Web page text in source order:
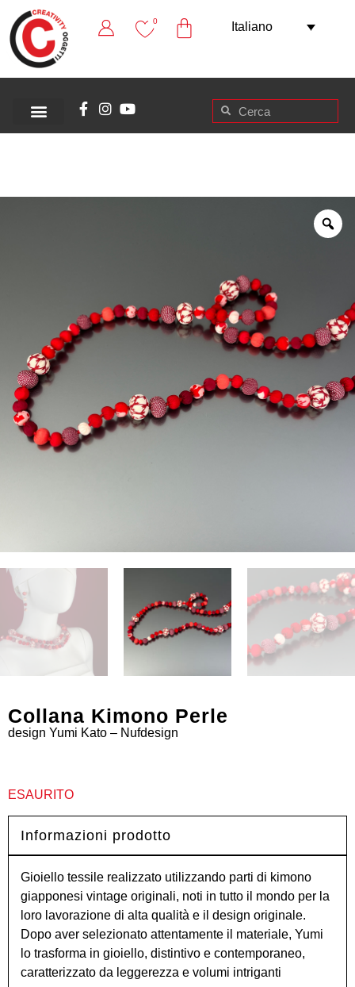
0 Italiano
Collana Kimono Perle
design Yumi Kato – Nufdesign
ESAURITO
Informazioni prodotto
Gioiello tessile realizzato utilizzando parti di kimono
giapponesi vintage originali, noti in tutto il mondo per la
loro lavorazione di alta qualità e il design originale.
Dopo aver selezionato attentamente il materiale, Yumi
lo trasforma in gioiello, distintivo e contemporaneo,
caratterizzato da leggerezza e volumi intriganti